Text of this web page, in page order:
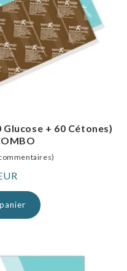
+ 60 Cétones)